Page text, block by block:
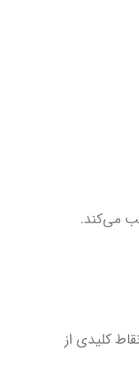
می‌کند.
کلیدی از